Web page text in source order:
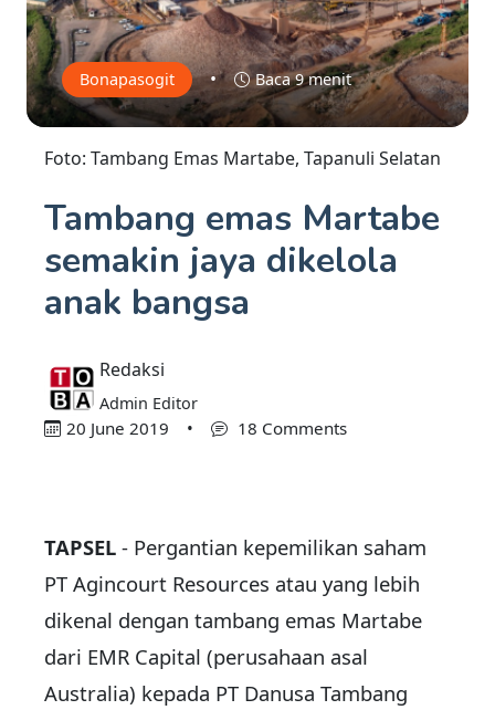
Bonapasogit • Baca 9 menit
Foto: Tambang Emas Martabe, Tapanuli Selatan
Tambang emas Martabe
semakin jaya dikelola
anak bangsa
Redaksi
Admin Editor
20 June 2019 • 18 Comments
TAPSEL - Pergantian kepemilikan saham
PT Agincourt Resources atau yang lebih
dikenal dengan tambang emas Martabe
dari EMR Capital (perusahaan asal
Australia) kepada PT Danusa Tambang